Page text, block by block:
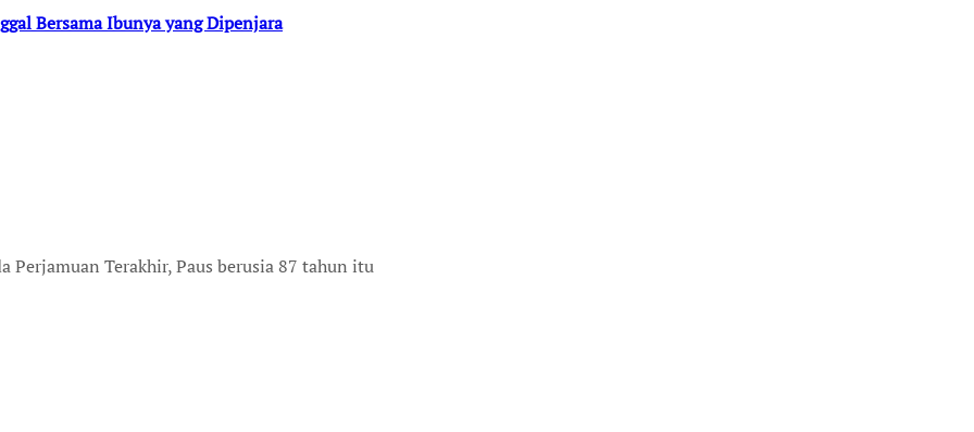
Bersama Ibunya yang Dipenjara